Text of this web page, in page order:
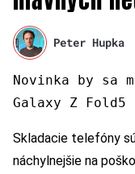
Peter Hupka
Novinka by sa
Galaxy Z
Skladacie telefóny
náchylnejšie na